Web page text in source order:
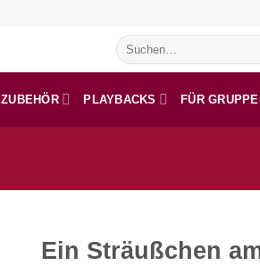
Suchen
nach:
ZUBEHÖR PLAYBACKS FÜR
Ein Sträußchen